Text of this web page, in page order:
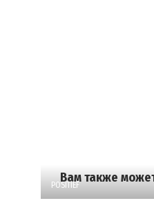
Вам также
POSITIEF